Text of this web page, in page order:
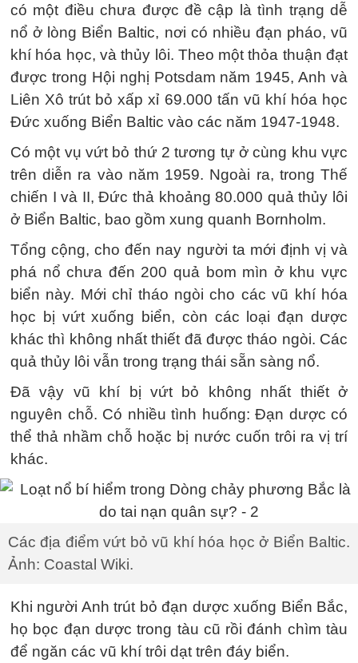
có một điều chưa được đề cập là tình trạng dễ
nổ ở lòng Biển Baltic, nơi có nhiều đạn pháo, vũ
khí hóa học, và thủy lôi. Theo một thỏa thuận đạt
được trong Hội nghị Potsdam năm 1945, Anh và
Liên Xô trút bỏ xấp xỉ 69.000 tấn vũ khí hóa học
Đức xuống Biển Baltic vào các năm 1947-1948.
Có một vụ vứt bỏ thứ 2 tương tự ở cùng khu vực
trên diễn ra vào năm 1959. Ngoài ra, trong Thế
chiến I và II, Đức thả khoảng 80.000 quả thủy lôi
ở Biển Baltic, bao gồm xung quanh Bornholm.
Tổng cộng, cho đến nay người ta mới định vị và
phá nổ chưa đến 200 quả bom mìn ở khu vực
biển này. Mới chỉ tháo ngòi cho các vũ khí hóa
học bị vứt xuống biển, còn các loại đạn dược
khác thì không nhất thiết đã được tháo ngòi. Các
quả thủy lôi vẫn trong trạng thái sẵn sàng nổ.
Đã vậy vũ khí bị vứt bỏ không nhất thiết ở
nguyên chỗ. Có nhiều tình huống: Đạn dược có
thể thả nhầm chỗ hoặc bị nước cuốn trôi ra vị trí
khác.
Các địa điểm vứt bỏ vũ khí hóa học ở Biển Baltic.
Ảnh: Coastal Wiki.
Khi người Anh trút bỏ đạn dược xuống Biển Bắc,
họ bọc đạn dược trong tàu cũ rồi đánh chìm tàu
để ngăn các vũ khí trôi dạt trên đáy biển.